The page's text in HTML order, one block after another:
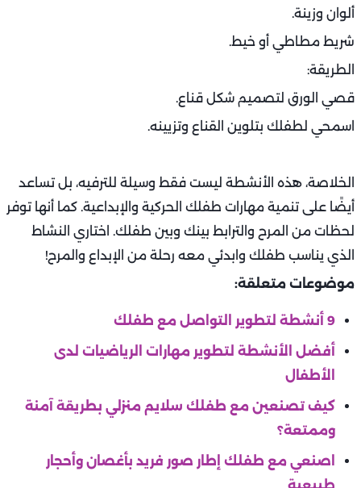
ألوان وزينة.
شريط مطاطي أو خيط.
الطريقة:
قصي الورق لتصميم شكل قناع.
اسمحي لطفلك بتلوين القناع وتزيينه.
الخلاصة، هذه الأنشطة ليست فقط وسيلة للترفيه، بل تساعد
أيضًا على تنمية مهارات طفلك الحركية والإبداعية. كما أنها توفر
لحظات من المرح والترابط بينك وبين طفلك. اختاري النشاط
الذي يناسب طفلك وابدئي معه رحلة من الإبداع والمرح!
موضوعات متعلقة:
9 أنشطة لتطوير التواصل مع طفلك
أفضل الأنشطة لتطوير مهارات الرياضيات لدى
الأطفال
كيف تصنعين مع طفلك سلايم منزلي بطريقة آمنة
وممتعة؟
اصنعي مع طفلك إطار صور فريد بأغصان وأحجار